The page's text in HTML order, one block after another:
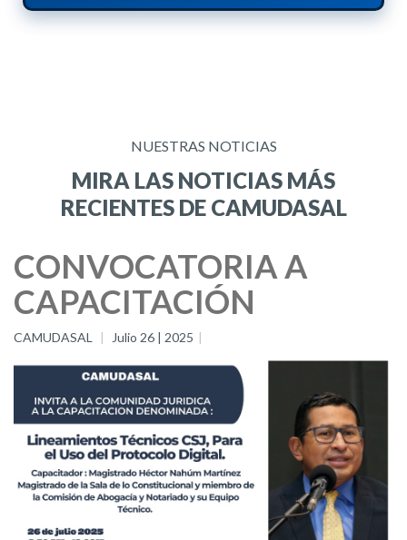
NUESTRAS NOTICIAS
MIRA LAS NOTICIAS MÁS
RECIENTES DE CAMUDASAL
CONVOCATORIA A
CAPACITACIÓN
CAMUDASAL Julio 26 | 2025